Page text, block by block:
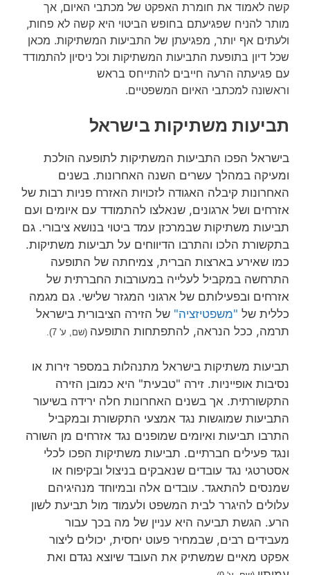
קשה לאמוד את חומרת האפקט של מכתבי האיום, אך
מותר להניח שפגיעתם בחופש הביטוי היא קשה לא פחות,
ולעתים אף יותר, מפגיעתן של התביעות המשתיקות. מכאן
שכל דיון בתופעת התביעות המשתיקות וכל ניסיון להתמודד
עם פגיעתה הרעה חייבים להתייחס בראש
וראשונה למכתבי האיום המשפטיים.
תביעות משתיקות בישראל
בישראל הפכו התביעות המשתיקות לתופעה הולכת
ומעיקה במהלך עשרים השנה האחרונות. בשנים
האחרונות קיבלה האגודה לזכויות האזרח פניות רבות של
אזרחים ושל ארגונים, שנאלצו להתמודד עם איומים ועם
תביעות משתיקות שבמרכזן עמד ביטוי בנושא ציבורי. גם
בתקשורת הלכו והתרבו הדיווחים על תביעות משתיקות.
כמו שאירע בארצות הברית, צמיחתה של התופעה
התרחשה במקביל לעלייה במעורבות החברתית של
אזרחים ובפעילותם של ארגוני המגזר שלישי. גם מגמה
כללית של "משפטיזציה" של הזירה הציבורית בישראל
תרמה, ככל הנראה, להתפתחות התופעה (שם, ע' 7).
תביעות משתיקות בישראל מתנהלות במספר זירות או
נסיבות אופייניות. זירה "טבעית" היא כמובן הזירה
התקשורתית. אך בשנים האחרונות חלה ירידה בשיעור
התביעות שמוגשות נגד אמצעי התקשורת ובמקביל
התרבו תביעות ואיומים שמופנים נגד אזרחים מן השורה
ונגד פעילים חברתיים. תביעות משתיקות הפכו לכלי
אסטרטגי נגד עובדים שנאבקים בניצול ובקיפוח או
שמנסים להתאגד. עובדים אלה ובמיוחד מנהיגיהם
עלולים להיגרר לבית המשפט ולעמוד מול תביעת לשון
הרע. הגשת תביעה היא עניין של מה בכך עבור
מעבידים רבים, שבמחיר פעוט יחסית, יכולים ליצור
אפקט מאיים שמשתיק את העובד שיוצא נגדם ואת